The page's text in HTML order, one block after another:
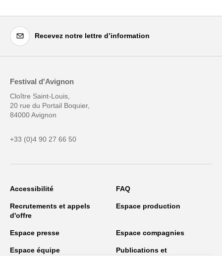
Recevez notre lettre d’information
Festival d'Avignon
Cloître Saint-Louis,
20 rue du Portail Boquier,
84000 Avignon
+33 (0)4 90 27 66 50
Accessibilité FAQ
Recrutements et appels
d'offre
Espace production
Espace presse Espace compagnies
Espace équipe
Publications et